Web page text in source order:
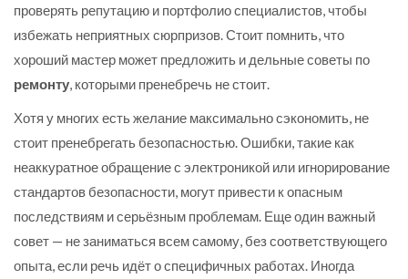
проверять репутацию и портфолио специалистов, чтобы
избежать неприятных сюрпризов. Стоит помнить, что
хороший мастер может предложить и дельные советы по
ремонту, которыми пренебречь не стоит.
Хотя у многих есть желание максимально сэкономить, не
стоит пренебрегать безопасностью. Ошибки, такие как
неаккуратное обращение с электроникой или игнорирование
стандартов безопасности, могут привести к опасным
последствиям и серьёзным проблемам. Еще один важный
совет — не заниматься всем самому, без соответствующего
опыта, если речь идёт о специфичных работах. Иногда